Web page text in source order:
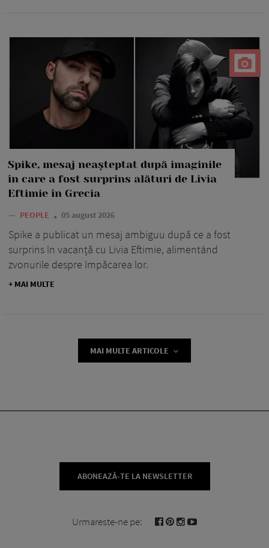
Spike, mesaj neașteptat după imaginile
în care a fost surprins alături de Livia
Eftimie în Grecia
— PEOPLE 05 august 2026
Spike a publicat un mesaj ambiguu după ce a fost
surprins în vacanță cu Livia Eftimie, alimentând
zvonurile despre împăcarea lor.
+ MAI MULTE
MAI MULTE ARTICOLE
ABONEAZĂ-TE LA NEWSLETTER
Urmareste-ne pe: